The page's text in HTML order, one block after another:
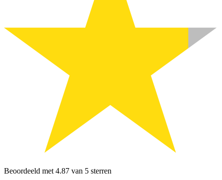
Beoordeeld met 4.87 van 5 sterren